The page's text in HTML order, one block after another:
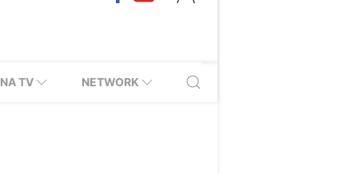
TV NETWORK